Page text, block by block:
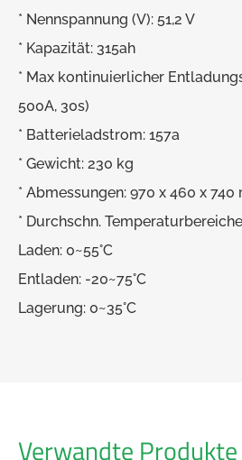
* Nennspannung (V): 51,2 V
* Kapazität: 315ah
* Max kontinuierlicher
500A, 30s)
* Batterieladstrom: 157a
* Gewicht: 230 kg
* Abmessungen: 970 x 460 x 740
* Durchschn.
Laden: 0~55°C
Entladen: -20~75°C
Lagerung: 0~35°C
Verwandte Produkte